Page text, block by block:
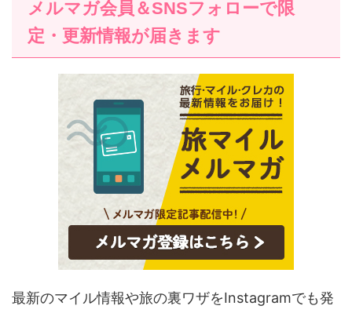
メルマガ会員＆SNSフォローで限
定・更新情報が届きます
最新のマイル情報や旅の裏ワザをInstagramでも発